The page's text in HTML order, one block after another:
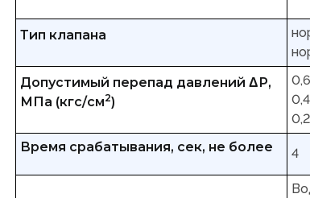
Тип клапана
Допустимый перепад давлений ΔР,
МПа (кгс/см2)
Время срабатывания, сек, не более
4